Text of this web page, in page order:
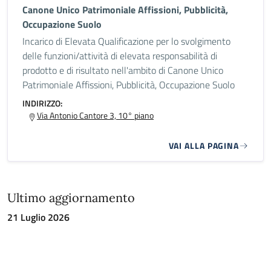
Canone Unico Patrimoniale Affissioni, Pubblicità,
Occupazione Suolo
Incarico di Elevata Qualificazione per lo svolgimento
delle funzioni/attività di elevata responsabilità di
prodotto e di risultato nell'ambito di Canone Unico
Patrimoniale Affissioni, Pubblicità, Occupazione Suolo
INDIRIZZO:
Via Antonio Cantore 3, 10° piano
VAI ALLA PAGINA
Ultimo aggiornamento
21 Luglio 2026